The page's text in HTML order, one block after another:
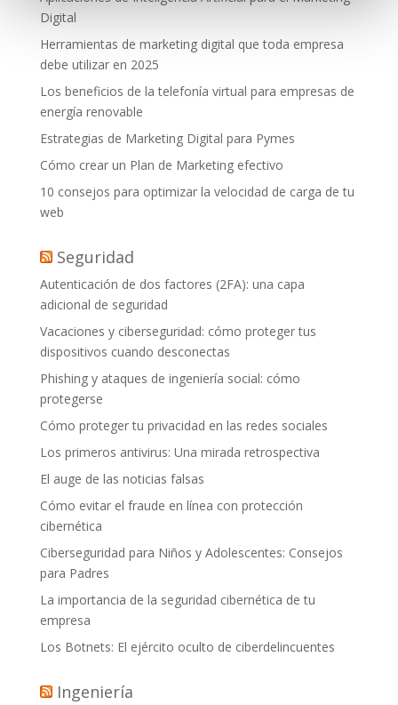
Digital
Herramientas de marketing digital que toda empresa
debe utilizar en 2025
Los beneficios de la telefonía virtual para empresas de
energía renovable
Estrategias de Marketing Digital para Pymes
Cómo crear un Plan de Marketing efectivo
10 consejos para optimizar la velocidad de carga de tu
web
Seguridad
Autenticación de dos factores (2FA): una capa
adicional de seguridad
Vacaciones y ciberseguridad: cómo proteger tus
dispositivos cuando desconectas
Phishing y ataques de ingeniería social: cómo
protegerse
Cómo proteger tu privacidad en las redes sociales
Los primeros antivirus: Una mirada retrospectiva
El auge de las noticias falsas
Cómo evitar el fraude en línea con protección
cibernética
Ciberseguridad para Niños y Adolescentes: Consejos
para Padres
La importancia de la seguridad cibernética de tu
empresa
Los Botnets: El ejército oculto de ciberdelincuentes
Ingeniería